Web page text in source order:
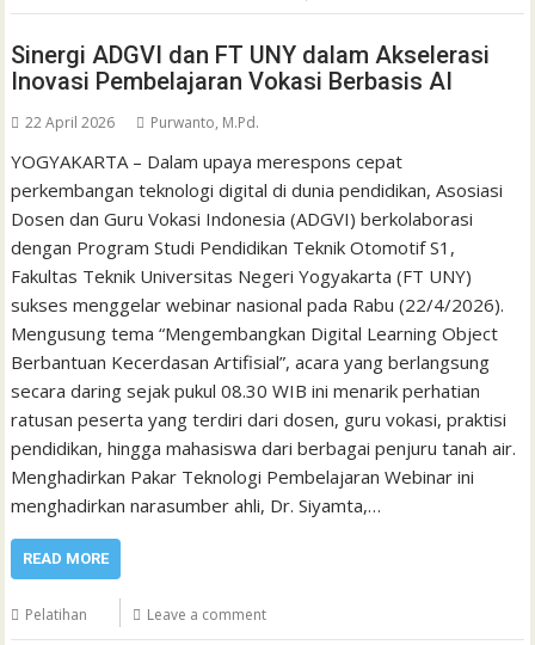
Sinergi ADGVI dan FT UNY dalam Akselerasi
Inovasi Pembelajaran Vokasi Berbasis AI
22 April 2026 Purwanto, M.Pd.
YOGYAKARTA – Dalam upaya merespons cepat
perkembangan teknologi digital di dunia pendidikan, Asosiasi
Dosen dan Guru Vokasi Indonesia (ADGVI) berkolaborasi
dengan Program Studi Pendidikan Teknik Otomotif S1,
Fakultas Teknik Universitas Negeri Yogyakarta (FT UNY)
sukses menggelar webinar nasional pada Rabu (22/4/2026).
Mengusung tema “Mengembangkan Digital Learning Object
Berbantuan Kecerdasan Artifisial”, acara yang berlangsung
secara daring sejak pukul 08.30 WIB ini menarik perhatian
ratusan peserta yang terdiri dari dosen, guru vokasi, praktisi
pendidikan, hingga mahasiswa dari berbagai penjuru tanah air.
Menghadirkan Pakar Teknologi Pembelajaran Webinar ini
menghadirkan narasumber ahli, Dr. Siyamta,…
READ MORE
Pelatihan Leave a comment